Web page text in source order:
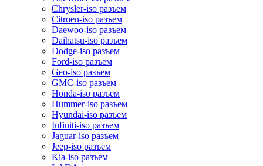
Chrysler-iso разъем
Citroen-iso разъем
Daewoo-iso разъем
Daihatsu-iso разъем
Dodge-iso разъем
Ford-iso разъем
Geo-iso разъем
GMC-iso разъем
Honda-iso разъем
Hummer-iso разъем
Hyundai-iso разъем
Infiniti-iso разъем
Jaguar-iso разъем
Jeep-iso разъем
Kia-iso разъем